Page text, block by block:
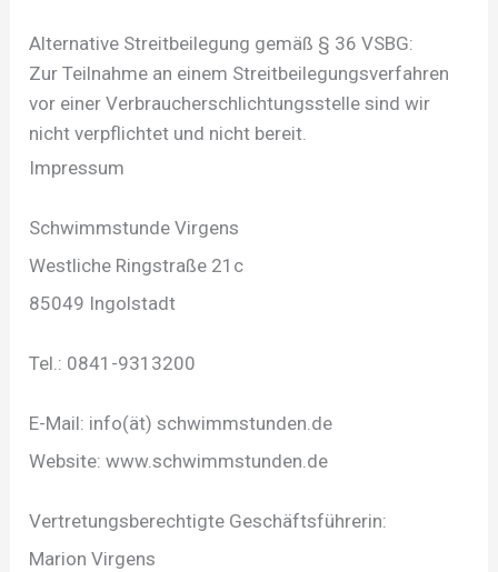
Inhalt
Alternative Streitbeilegung gemäß § 36 VSBG:
Zur Teilnahme an einem Streitbeilegungsverfahren
vor einer Verbraucherschlichtungsstelle sind wir
nicht verpflichtet und nicht bereit.
Impressum
Schwimmstunde Virgens
Westliche Ringstraße 21c
85049 Ingolstadt
Tel.: 0841-9313200
E-Mail: info(ät) schwimmstunden.de
Website: www.schwimmstunden.de
Vertretungsberechtigte Geschäftsführerin:
Marion Virgens